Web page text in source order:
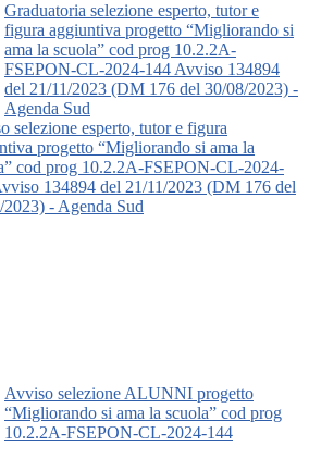
Graduatoria selezione esperto, tutor e
figura aggiuntiva progetto “Migliorando si
ama la scuola” cod prog 10.2.2A-
FSEPON-CL-2024-144 Avviso 134894
del 21/11/2023 (DM 176 del 30/08/2023) -
Agenda Sud
selezione esperto, tutor e figura
progetto “Migliorando si ama la
cod prog 10.2.2A-FSEPON-CL-2024-
134894 del 21/11/2023 (DM 176 del
2023) - Agenda Sud
Avviso selezione ALUNNI progetto
“Migliorando si ama la scuola” cod prog
10.2.2A-FSEPON-CL-2024-144